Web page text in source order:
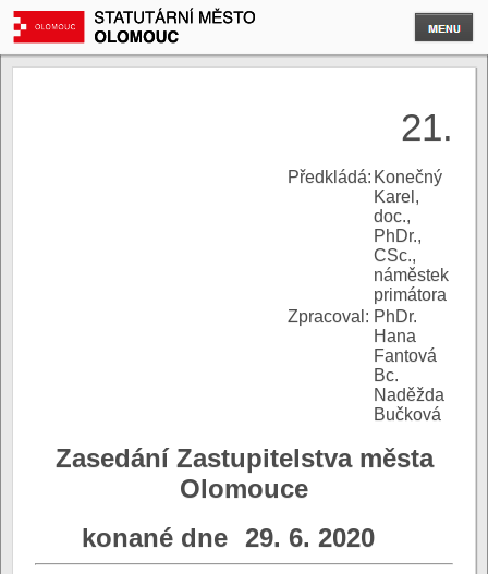
21.
Předkládá: Konečný
Karel,
doc.,
PhDr.,
CSc.,
náměstek
primátora
Zpracoval: PhDr.
Hana
Fantová
Bc.
Naděžda
Bučková
Zasedání Zastupitelstva města
Olomouce
konané dne 29. 6. 2020